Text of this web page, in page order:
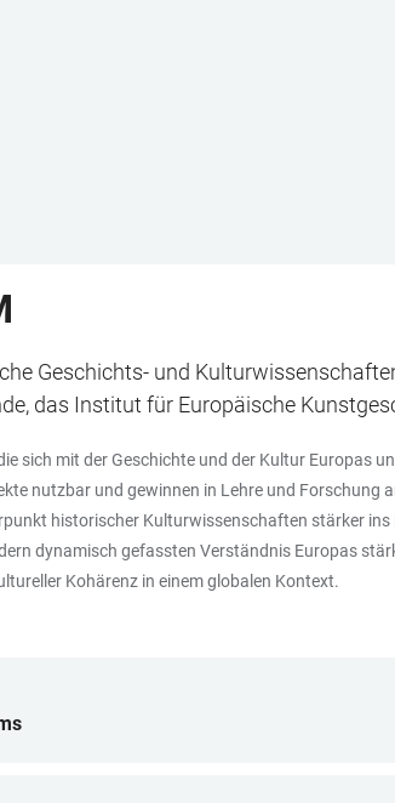
Geschichts- und
das Institut für Europäische
sich mit der Geschichte und der Kultur Europas
nutzbar und gewinnen in Lehre und Forschung
historischer Kulturwissenschaften stärker
dynamisch gefassten Verständnis Europas
Kohärenz in einem globalen Kontext.